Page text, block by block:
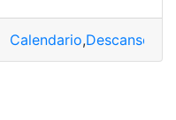
Calendario,Descansos